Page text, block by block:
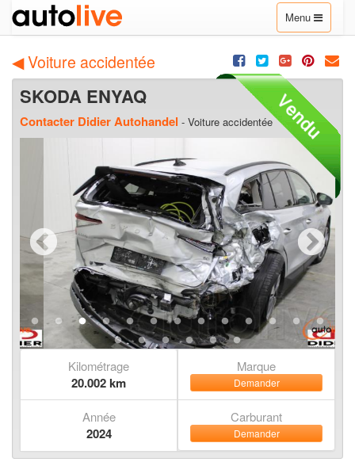
Toggle
navigation
Menu
◀ Voiture accidentée
SKODA ENYAQ
Contacter Didier Autohandel - Voiture accidentée
Kilométrage
20.002 km
Marque
Demander
Année
2024
Carburant
Demander